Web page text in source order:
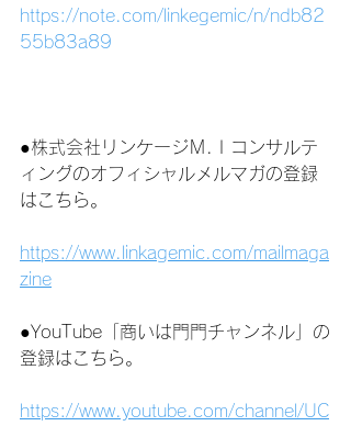
https://note.com/linkegemic/n/ndb82
55b83a89
●株式会社リンケージＭ.Ｉコンサルテ
ィングのオフィシャルメルマガの登録
はこちら。
https://www.linkagemic.com/mailmaga
zine
●YouTube「商いは門門チャンネル」の
登録はこちら。
https://www.youtube.com/channel/UC